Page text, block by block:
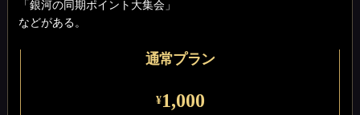
「銀河の同期ポイント大集会」
などがある。
通常プラン
¥1,000